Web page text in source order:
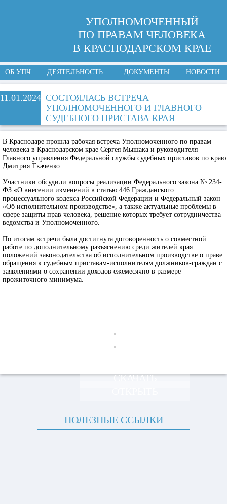
УПОЛНОМОЧЕННЫЙ
ПО ПРАВАМ ЧЕЛОВЕКА
В КРАСНОДАРСКОМ КРАЕ
ОБ УПЧ ДЕЯТЕЛЬНОСТЬ ДОКУМЕНТЫ НОВОСТИ
11.01.2024 СОСТОЯЛАСЬ ВСТРЕЧА
УПОЛНОМОЧЕННОГО И ГЛАВНОГО
СУДЕБНОГО ПРИСТАВА КРАЯ
В Краснодаре прошла рабочая встреча Уполномоченного по правам
человека в Краснодарском крае Сергея Мышака и руководителя
Главного управления Федеральной службы судебных приставов по краю
Дмитрия Ткаченко.
Участники обсудили вопросы реализации Федерального закона № 234-
ФЗ «О внесении изменений в статью 446 Гражданского
процессуального кодекса Российской Федерации и Федеральный закон
«Об исполнительном производстве», а также актуальные проблемы в
сфере защиты прав человека, решение которых требует сотрудничества
ведомства и Уполномоченного.
По итогам встречи была достигнута договоренность о совместной
работе по дополнительному разъяснению среди жителей края
положений законодательства об исполнительном производстве о праве
обращения к судебным приставам-исполнителям должников-граждан с
заявлениями о сохранении доходов ежемесячно в размере
прожиточного минимума.
СКАЧАТЬ
ПОЛЕЗНЫЕ ССЫЛКИ